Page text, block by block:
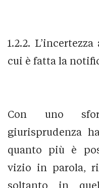
1.2.2.
cui è fatta la
Con uno
giurisprudenza
quanto più è
vizio in parola,
soltanto in